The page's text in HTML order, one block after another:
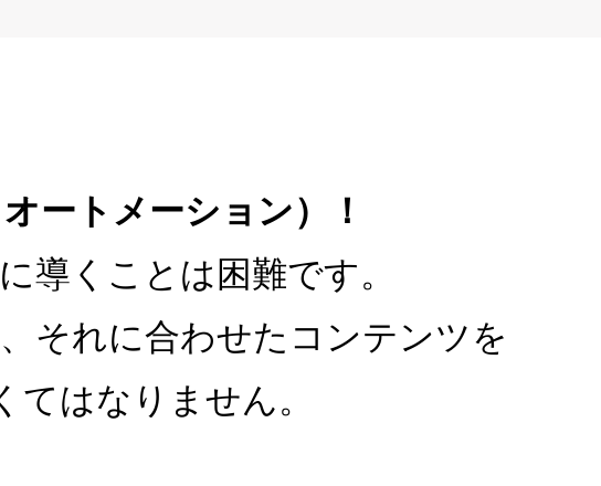
ートメーション）！
導くことは困難です。
それに合わせたコンテンツを
はなりません。